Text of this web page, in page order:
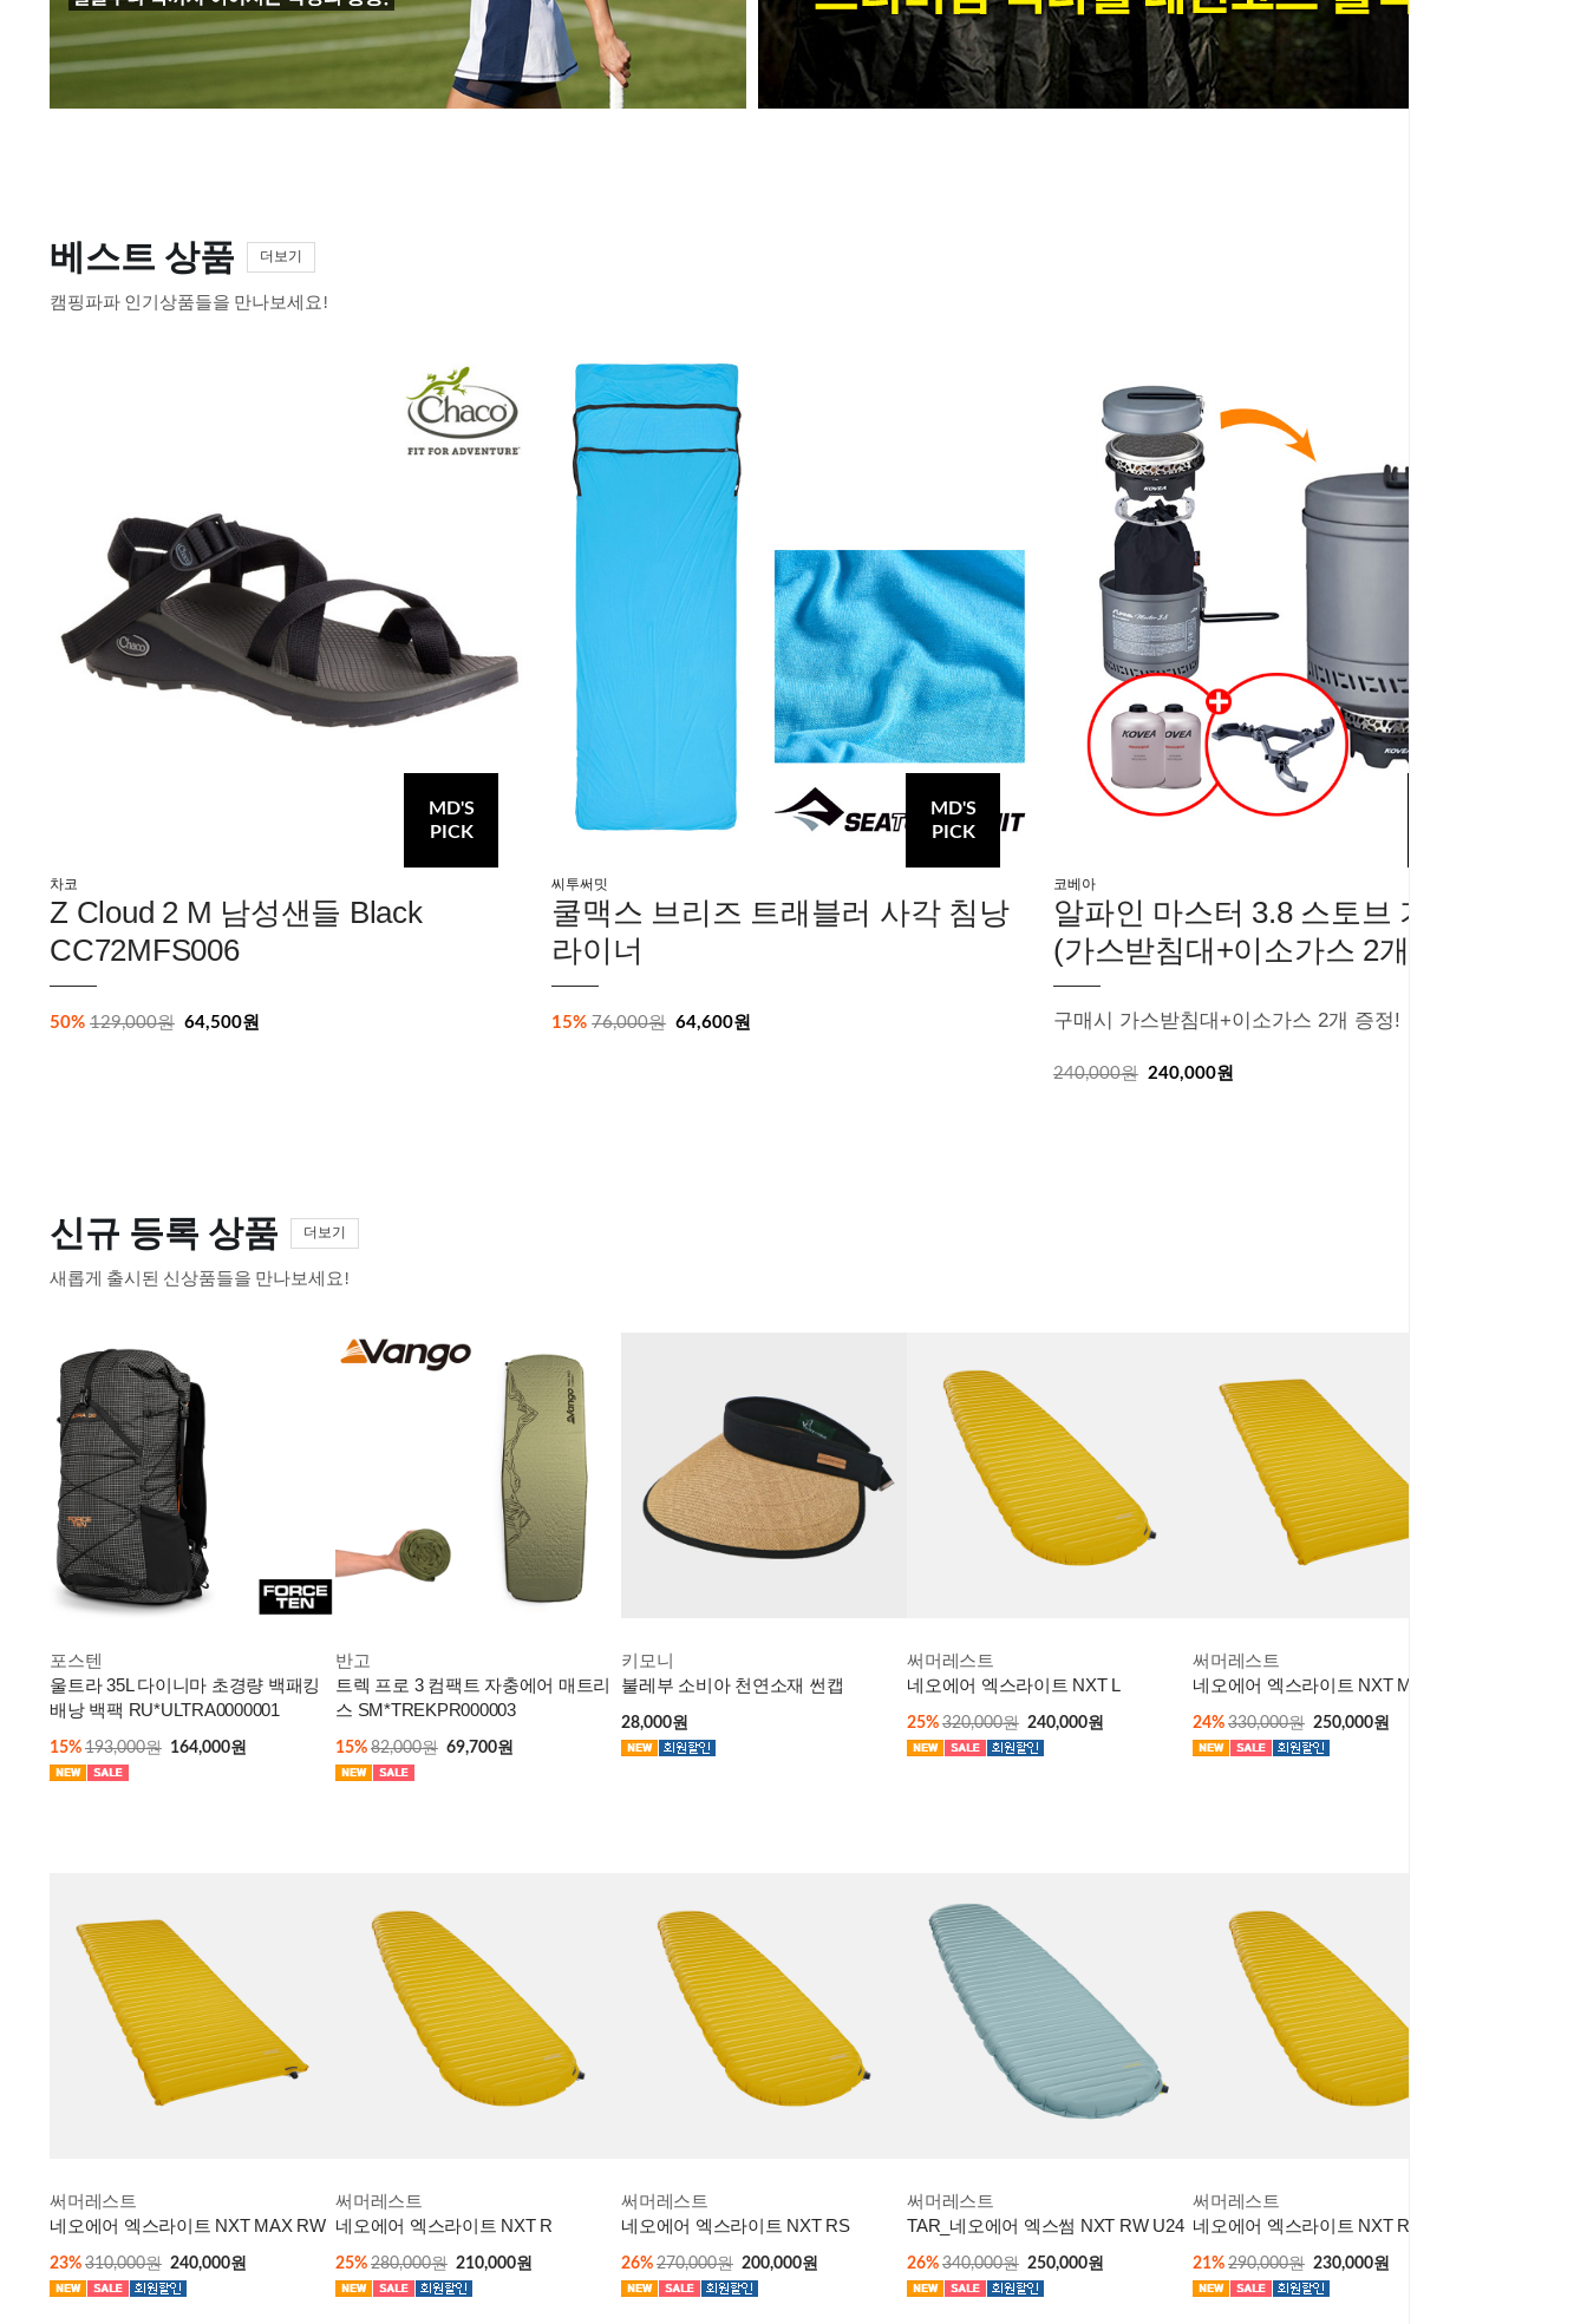
베스트 상품 더보기
캠핑파파 인기상품들을 만나보세요!
MD'S
PICK
차코
Z Cloud 2 M 남성샌들 Black
CC72MFS006
50% 129,000원 64,500원
MD'S
PICK
씨투써밋
쿨맥스 브리즈 트래블러 사각 침낭
라이너
15% 76,000원 64,600원
코베아
알파인 마스터 3.8 스토브 가스버너
(가스받침대+이소가스 2개 증정)
구매시 가스받침대+이소가스 2개 증정!
240,000원 240,000원
신규 등록 상품 더보기
새롭게 출시된 신상품들을 만나보세요!
포스텐
울트라 35L 다이니마 초경량 백패킹
배낭 백팩 RU*ULTRA0000001
15% 193,000원 164,000원
반고
트렉 프로 3 컴팩트 자충에어 매트리
스 SM*TREKPR000003
15% 82,000원 69,700원
키모니
불레부 소비아 천연소재 썬캡
28,000원
써머레스트
네오에어 엑스라이트 NXT L
25% 320,000원 240,000원
써머레스트
네오에어 엑스라이트 NXT MAX L
24% 330,000원 250,000원
써머레스트
네오에어 엑스라이트 NXT MAX RW
23% 310,000원 240,000원
써머레스트
네오에어 엑스라이트 NXT R
25% 280,000원 210,000원
써머레스트
네오에어 엑스라이트 NXT RS
26% 270,000원 200,000원
써머레스트
TAR_네오에어 엑스썸 NXT RW U24
26% 340,000원 250,000원
써머레스트
네오에어 엑스라이트 NXT RW
21% 290,000원 230,000원